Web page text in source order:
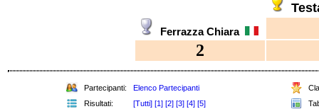
Ferrazza Chiara
2
Partecipanti: Elenco Partecipanti
Risultati:
[Tutti] [1] [2] [3] [4] [5]